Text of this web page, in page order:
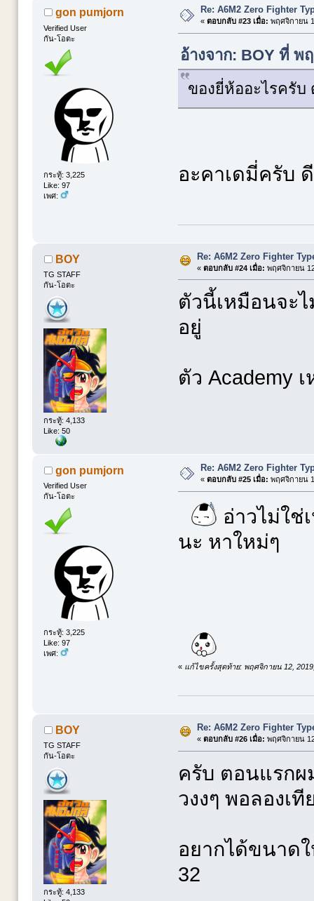
gon pumjorn
Verified User
กัน-โอตะ
กระทู้: 3,225
Like: 97
เพศ:
Re: A6M2 Zero Fighter
« ตอบกลับ #23 เมื่อ: พฤศจิกายน
อ้างจาก: BOY ที่ พ
ของยี่ห้ออะไรครับ
อะคาเดมี่ครับ
BOY
TG STAFF
กัน-โอตะ
กระทู้: 4,133
Like: 50
Re: A6M2 Zero Fighter
« ตอบกลับ #24 เมื่อ: พฤศจิกายน
ตัวนี้เหมือนจะ
อยู่
ตัว Academy เ
gon pumjorn
Verified User
กัน-โอตะ
กระทู้: 3,225
Like: 97
เพศ:
Re: A6M2 Zero Fighter
« ตอบกลับ #25 เมื่อ: พฤศจิกายน
อ่าวไม่ใช่
นะ หาใหม่ๆ
« แก้ไขครั้งสุดท้าย: พฤศจิกายน 12,
BOY
TG STAFF
กัน-โอตะ
กระทู้: 4,133
Re: A6M2 Zero Fighter
« ตอบกลับ #26 เมื่อ: พฤศจิกายน
ครับ ตอนแรกผ
วงงๆ พอลองเ
อยากได้ขนาด
32